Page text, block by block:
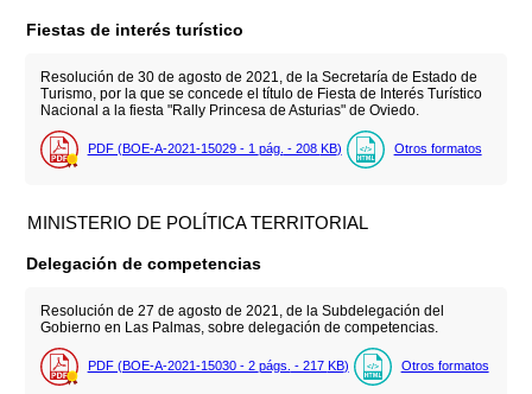
Fiestas de interés turístico
Resolución de 30 de agosto de 2021, de la Secretaría de Estado de
Turismo, por la que se concede el título de Fiesta de Interés Turístico
Nacional a la fiesta "Rally Princesa de Asturias" de Oviedo.
PDF (BOE-A-2021-15029 - 1 pág. - 208 KB) Otros formatos
MINISTERIO DE POLÍTICA TERRITORIAL
Delegación de competencias
Resolución de 27 de agosto de 2021, de la Subdelegación del
Gobierno en Las Palmas, sobre delegación de competencias.
PDF (BOE-A-2021-15030 - 2 págs. - 217 KB) Otros formatos